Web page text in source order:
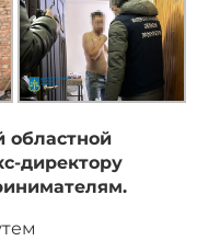
областной
директору